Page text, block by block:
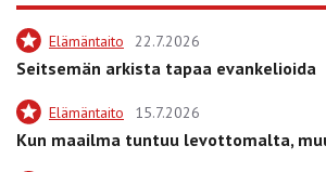
Elämäntaito 22.7.2026
Seitsemän arkista tapaa evankelioida
Elämäntaito 15.7.2026
Kun maailma tuntuu levottomalta,